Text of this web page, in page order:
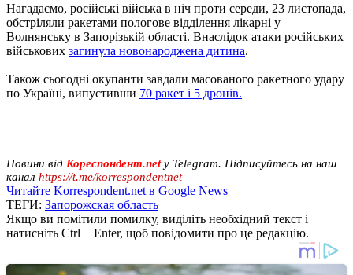
Нагадаємо, російські війська в ніч проти середи, 23 листопада,
обстріляли ракетами пологове відділення лікарні у
Волнянську в Запорізькій області. Внаслідок атаки російських
військових загинула новонароджена дитина.
Також сьогодні окупанти завдали масованого ракетного удару
по Україні, випустивши 70 ракет і 5 дронів.
Новини від Кореспондент.netу Telegram. Підписуйтесь на наш
канал https://t.me/korrespondentnet
Читайте Korrespondent.net в Google News
ТЕГИ: Запорожская область
Якщо ви помітили помилку, виділіть необхідний текст і
натисніть Ctrl + Enter, щоб повідомити про це редакцію.